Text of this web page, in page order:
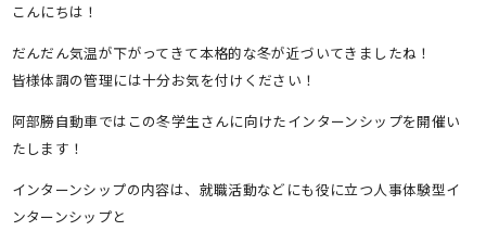
こんにちは！
だんだん気温が下がってきて本格的な冬が近づいてきましたね！
皆様体調の管理には十分お気を付けください！
阿部勝自動車ではこの冬学生さんに向けたインターンシップを開催い
たします！
インターンシップの内容は、就職活動などにも役に立つ人事体験型イ
ンターンシップと